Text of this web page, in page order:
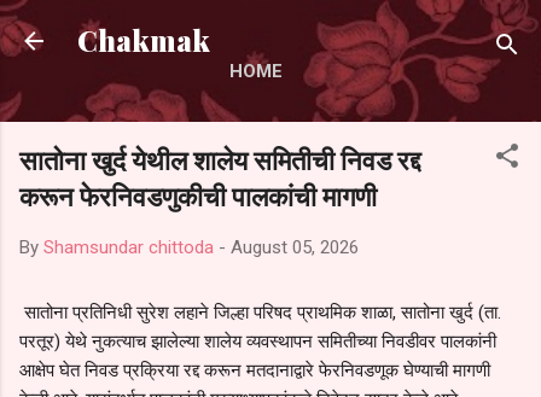
Skip to main content
Chakmak
HOME
सातोना खुर्द येथील शालेय समितीची निवड रद्द
करून फेरनिवडणुकीची पालकांची मागणी
By Shamsundar chittoda - August 05, 2026
सातोना प्रतिनिधी सुरेश लहाने जिल्हा परिषद प्राथमिक शाळा, सातोना खुर्द (ता.
परतूर) येथे नुकत्याच झालेल्या शालेय व्यवस्थापन समितीच्या निवडीवर पालकांनी
आक्षेप घेत निवड प्रक्रिया रद्द करून मतदानाद्वारे फेरनिवडणूक घेण्याची मागणी